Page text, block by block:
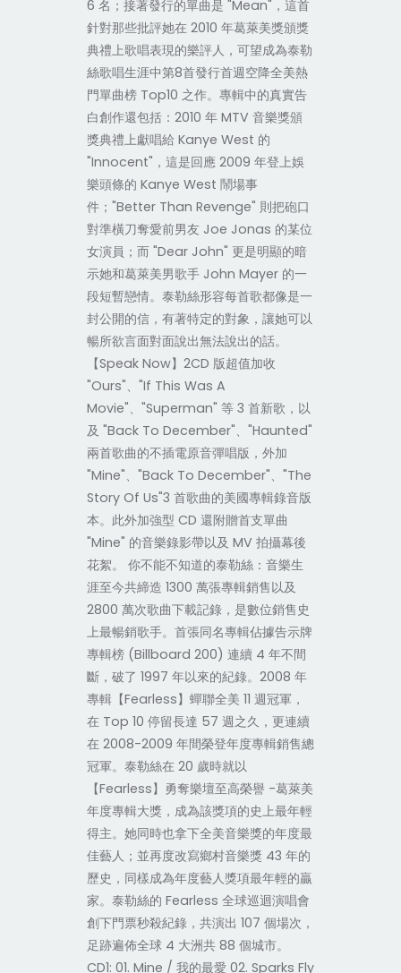
6 名；接著發行的單曲是 "Mean"，這首
針對那些批評她在 2010 年葛萊美獎頒獎
典禮上歌唱表現的樂評人，可望成為泰勒
絲歌唱生涯中第8首發行首週空降全美熱
門單曲榜 Top10 之作。專輯中的真實告
白創作還包括：2010 年 MTV 音樂獎頒
獎典禮上獻唱給 Kanye West 的
"Innocent"，這是回應 2009 年登上娛
樂頭條的 Kanye West 鬧場事
件；"Better Than Revenge" 則把砲口
對準橫刀奪愛前男友 Joe Jonas 的某位
女演員；而 "Dear John" 更是明顯的暗
示她和葛萊美男歌手 John Mayer 的一
段短暫戀情。泰勒絲形容每首歌都像是一
封公開的信，有著特定的對象，讓她可以
暢所欲言面對面說出無法說出的話。
【Speak Now】2CD 版超值加收
"Ours"、"If This Was A
Movie"、"Superman" 等 3 首新歌，以
及 "Back To December"、"Haunted"
兩首歌曲的不插電原音彈唱版，外加
"Mine"、"Back To December"、"The
Story Of Us"3 首歌曲的美國專輯錄音版
本。此外加強型 CD 還附贈首支單曲
"Mine" 的音樂錄影帶以及 MV 拍攝幕後
花絮。 你不能不知道的泰勒絲：音樂生
涯至今共締造 1300 萬張專輯銷售以及
2800 萬次歌曲下載記錄，是數位銷售史
上最暢銷歌手。首張同名專輯佔據告示牌
專輯榜 (Billboard 200) 連續 4 年不間
斷，破了 1997 年以來的紀錄。2008 年
專輯【Fearless】蟬聯全美 11 週冠軍，
在 Top 10 停留長達 57 週之久，更連續
在 2008-2009 年間榮登年度專輯銷售總
冠軍。泰勒絲在 20 歲時就以
【Fearless】勇奪樂壇至高榮譽 -葛萊美
年度專輯大獎，成為該獎項的史上最年輕
得主。她同時也拿下全美音樂獎的年度最
佳藝人；並再度改寫鄉村音樂獎 43 年的
歷史，同樣成為年度藝人獎項最年輕的贏
家。泰勒絲的 Fearless 全球巡迴演唱會
創下門票秒殺紀錄，共演出 107 個場次，
足跡遍佈全球 4 大洲共 88 個城市。
CD1: 01. Mine / 我的最愛 02. Sparks Fly